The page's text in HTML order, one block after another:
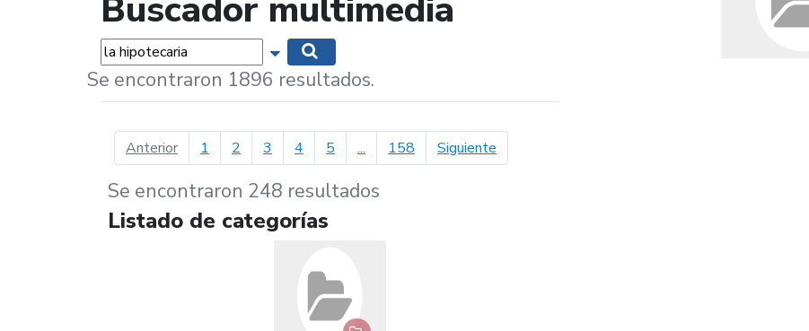
Buscador multimedia
Palabras... Mostrar opciones de búsqueda
Se encontraron 1896 resultados.
Anteriorpágina anterior
1 2 3 4 5 ... 158 Siguientepágina siguiente
Se encontraron 248 resultados
Listado de categorías